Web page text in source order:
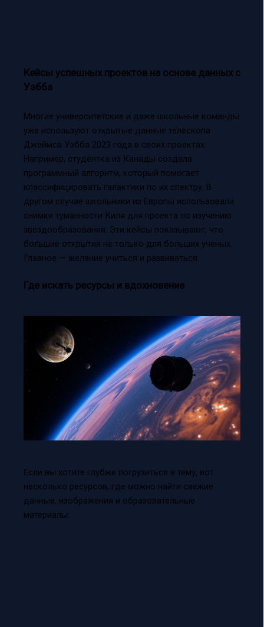
Кейсы успешных проектов на основе данных с
Уэбба
Многие университетские и даже школьные команды
уже используют открытые данные телескопа
Джеймса Уэбба 2023 года в своих проектах.
Например, студентка из Канады создала
программный алгоритм, который помогает
классифицировать галактики по их спектру. В
другом случае школьники из Европы использовали
снимки туманности Киля для проекта по изучению
звёздообразования. Эти кейсы показывают, что
большие открытия не только для больших ученых.
Главное — желание учиться и развиваться.
Где искать ресурсы и вдохновение
Если вы хотите глубже погрузиться в тему, вот
несколько ресурсов, где можно найти свежие
данные, изображения и образовательные
материалы: